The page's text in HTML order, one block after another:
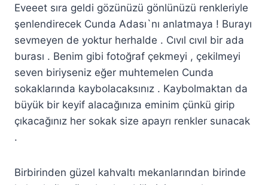
Eveeet sıra geldi gözünüzü gönlünüzü renkleriyle
şenlendirecek Cunda Adası`nı anlatmaya ! Burayı
sevmeyen de yoktur herhalde . Cıvıl cıvıl bir ada
burası . Benim gibi fotoğraf çekmeyi , çekilmeyi
seven biriyseniz eğer muhtemelen Cunda
sokaklarında kaybolacaksınız . Kaybolmaktan da
büyük bir keyif alacağınıza eminim çünkü girip
çıkacağınız her sokak size apayrı renkler sunacak
.
Birbirinden güzel kahvaltı mekanlarından birinde